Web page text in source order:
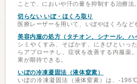
ことで、においや汗の量を抑制する治療法。
切らない いぼ・ほくろ取り
医療レーザーを用いて、いぼやほくろなど
美容内服の処方（タチオン、シナール、ハ
シミやくすみ、そばかす、にきびといっ
らアプローチし、症状を改善する内服薬
果が期待できる。
いぼの冷凍凝固法（液体窒素）
いぼの冷凍凝固法（液体窒素）は、-